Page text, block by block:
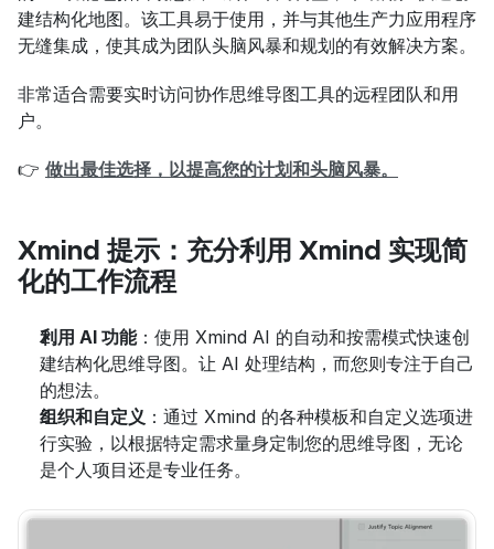
建结构化地图。该工具易于使用，并与其他生产力应用程序
无缝集成，使其成为团队头脑风暴和规划的有效解决方案。
非常适合需要实时访问协作思维导图工具的远程团队和用
户。
👉 做出最佳选择，以提高您的计划和头脑风暴。
Xmind 提示：充分利用 Xmind 实现简
化的工作流程
利用 AI 功能：使用 Xmind AI 的自动和按需模式快速创
建结构化思维导图。让 AI 处理结构，而您则专注于自己
的想法。
组织和自定义 ：通过 Xmind 的各种模板和自定义选项进
行实验，以根据特定需求量身定制您的思维导图，无论
是个人项目还是专业任务。